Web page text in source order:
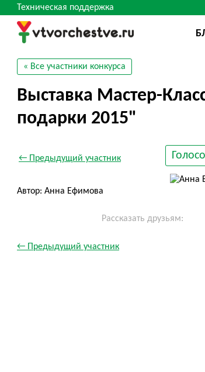
Техническая поддержка
« Все участники конкурса
Выставка Мастер-
подарки 2015"
← Предыдущий участник
Автор: Анна Ефимова
Рассказать друзьям:
← Предыдущий участник